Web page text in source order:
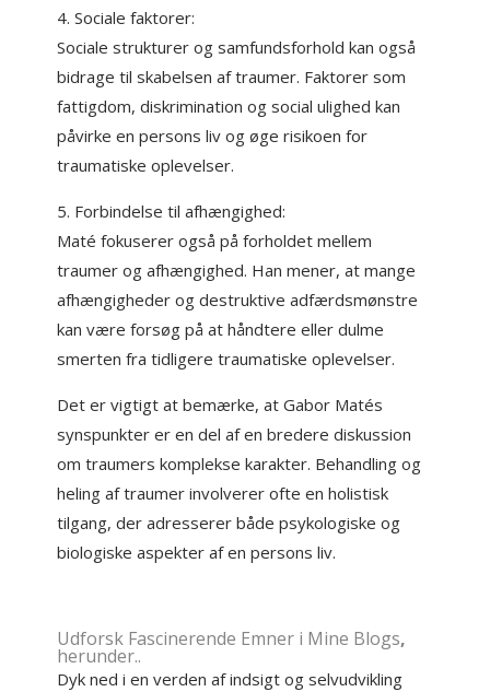
4. Sociale faktorer:
Sociale strukturer og samfundsforhold kan også
bidrage til skabelsen af traumer. Faktorer som
fattigdom, diskrimination og social ulighed kan
påvirke en persons liv og øge risikoen for
traumatiske oplevelser.
5. Forbindelse til afhængighed:
Maté fokuserer også på forholdet mellem
traumer og afhængighed. Han mener, at mange
afhængigheder og destruktive adfærdsmønstre
kan være forsøg på at håndtere eller dulme
smerten fra tidligere traumatiske oplevelser.
Det er vigtigt at bemærke, at Gabor Matés
synspunkter er en del af en bredere diskussion
om traumers komplekse karakter. Behandling og
heling af traumer involverer ofte en holistisk
tilgang, der adresserer både psykologiske og
biologiske aspekter af en persons liv.
Udforsk Fascinerende Emner i Mine Blogs,
herunder..
Dyk ned i en verden af indsigt og selvudvikling